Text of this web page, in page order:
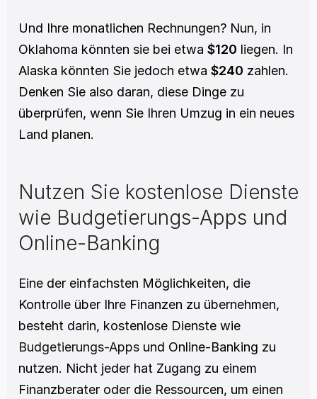
Und Ihre monatlichen Rechnungen? Nun, in
Oklahoma könnten sie bei etwa $120 liegen. In
Alaska könnten Sie jedoch etwa $240 zahlen.
Denken Sie also daran, diese Dinge zu
überprüfen, wenn Sie Ihren Umzug in ein neues
Land planen.
Nutzen Sie kostenlose Dienste
wie Budgetierungs-Apps und
Online-Banking
Eine der einfachsten Möglichkeiten, die
Kontrolle über Ihre Finanzen zu übernehmen,
Budgetierungs-Apps und Online-Banking zu
nutzen. Nicht jeder hat Zugang zu einem
Finanzberater oder die Ressourcen, um einen